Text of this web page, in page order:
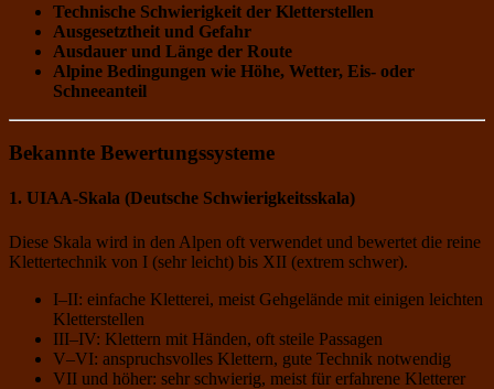
Technische Schwierigkeit der Kletterstellen
Ausgesetztheit und Gefahr
Ausdauer und Länge der Route
Alpine Bedingungen wie Höhe, Wetter, Eis- oder
Schneeanteil
Bekannte Bewertungssysteme
1. UIAA-Skala (Deutsche Schwierigkeitsskala)
Diese Skala wird in den Alpen oft verwendet und bewertet die reine
Klettertechnik von I (sehr leicht) bis XII (extrem schwer).
I–II: einfache Kletterei, meist Gehgelände mit einigen leichten
Kletterstellen
III–IV: Klettern mit Händen, oft steile Passagen
V–VI: anspruchsvolles Klettern, gute Technik notwendig
VII und höher: sehr schwierig, meist für erfahrene Kletterer